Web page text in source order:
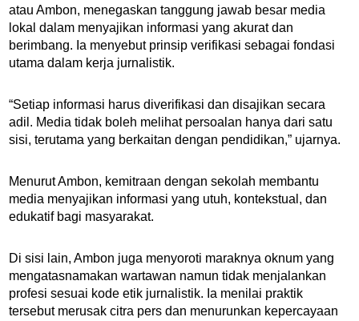
atau Ambon, menegaskan tanggung jawab besar media
lokal dalam menyajikan informasi yang akurat dan
berimbang. Ia menyebut prinsip verifikasi sebagai fondasi
utama dalam kerja jurnalistik.
“Setiap informasi harus diverifikasi dan disajikan secara
adil. Media tidak boleh melihat persoalan hanya dari satu
sisi, terutama yang berkaitan dengan pendidikan,” ujarnya.
Menurut Ambon, kemitraan dengan sekolah membantu
media menyajikan informasi yang utuh, kontekstual, dan
edukatif bagi masyarakat.
Di sisi lain, Ambon juga menyoroti maraknya oknum yang
mengatasnamakan wartawan namun tidak menjalankan
profesi sesuai kode etik jurnalistik. Ia menilai praktik
tersebut merusak citra pers dan menurunkan kepercayaan